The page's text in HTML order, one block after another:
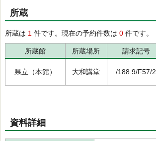
所蔵
所蔵は 1 件です。現在の予約件数は 0 件です。
所蔵館 所蔵場所 請求記号
県立（本館） 大和講堂 /188.9/F57/2
資料詳細